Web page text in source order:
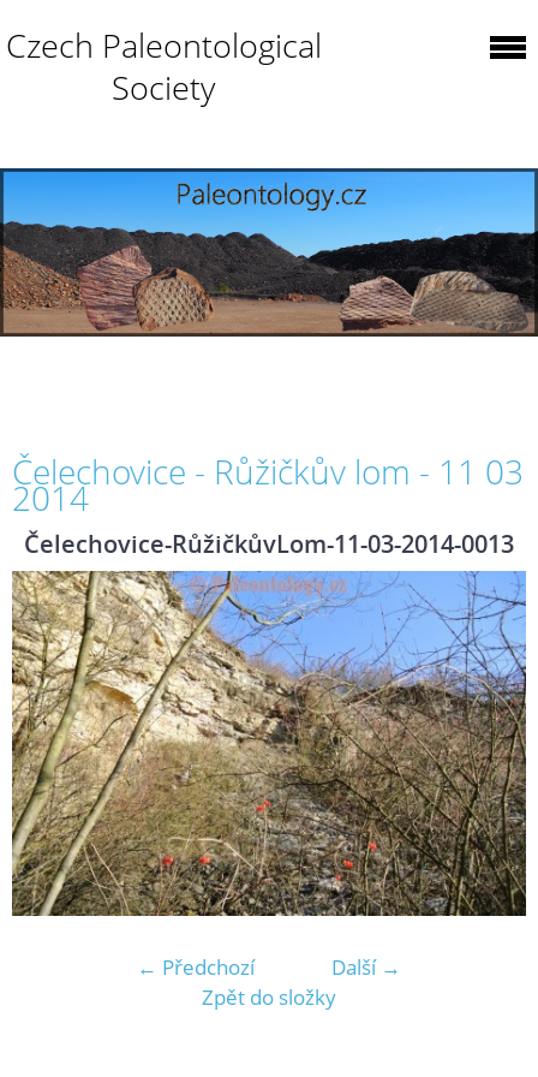
Czech Paleontological
Society
Čelechovice - Růžičkův lom - 11 03
2014
Čelechovice-RůžičkůvLom-11-03-2014-0013
← Předchozí
Další →
Zpět do složky